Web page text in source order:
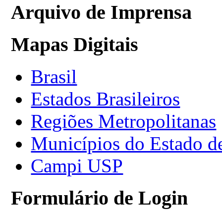
Arquivo de Imprensa
Mapas Digitais
Brasil
Estados Brasileiros
Regiões Metropolitanas
Municípios do Estado
Campi USP
Formulário de Login